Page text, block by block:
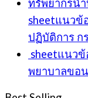
399฿.389฿.
sheetแนวข้
ปฏิบัติการ ก
sheetแนวข้
พยาบาลขอ